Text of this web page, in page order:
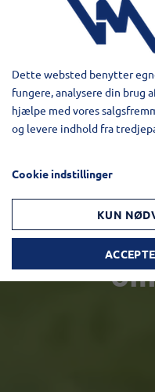
Dette websted benytter
fungere, analysere din brug
hjælpe med vores
og levere indhold fra
Cookie indstillinger
KUN